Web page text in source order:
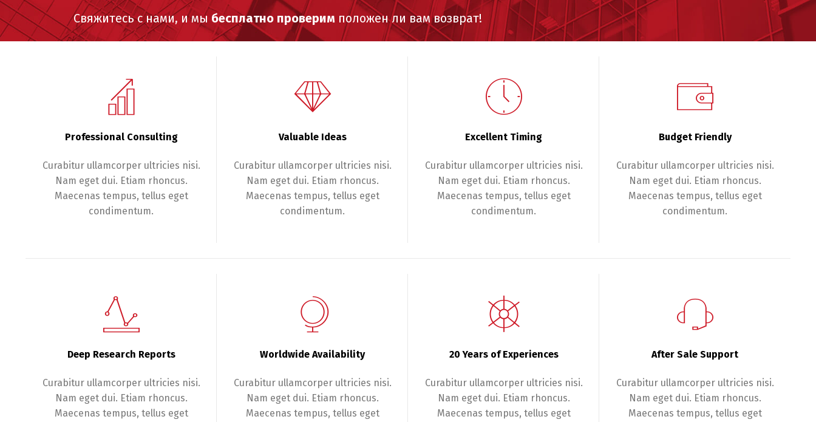
Свяжитесь с нами, и мы бесплатно проверим положен ли вам возврат!
Professional Consulting
Curabitur ullamcorper ultricies nisi.
Nam eget dui. Etiam rhoncus.
Maecenas tempus, tellus eget
condimentum.
Valuable Ideas
Curabitur ullamcorper ultricies nisi.
Nam eget dui. Etiam rhoncus.
Maecenas tempus, tellus eget
condimentum.
Excellent Timing
Curabitur ullamcorper ultricies nisi.
Nam eget dui. Etiam rhoncus.
Maecenas tempus, tellus eget
condimentum.
Budget Friendly
Curabitur ullamcorper ultricies nisi.
Nam eget dui. Etiam rhoncus.
Maecenas tempus, tellus eget
condimentum.
Deep Research Reports
Curabitur ullamcorper ultricies nisi.
Nam eget dui. Etiam rhoncus.
Maecenas tempus, tellus eget
Worldwide Availability
Curabitur ullamcorper ultricies nisi.
Nam eget dui. Etiam rhoncus.
Maecenas tempus, tellus eget
20 Years of Experiences
Curabitur ullamcorper ultricies nisi.
Nam eget dui. Etiam rhoncus.
Maecenas tempus, tellus eget
After Sale Support
Curabitur ullamcorper ultricies nisi.
Nam eget dui. Etiam rhoncus.
Maecenas tempus, tellus eget